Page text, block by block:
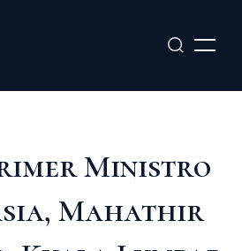
Ministro
Mahathir